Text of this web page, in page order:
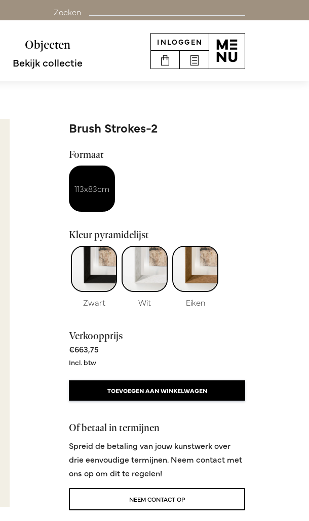
Zoeken
Objecten
Bekijk collectie
INLOGGEN
Brush Strokes-2
Formaat
113x83cm
Kleur pyramidelijst
Zwart Wit Eiken
Verkoopprijs
€663,75
Incl. btw
TOEVOEGEN AAN WINKELWAGEN
Of betaal in termijnen
Spreid de betaling van jouw kunstwerk over
drie eenvoudige termijnen. Neem contact met
ons op om dit te regelen!
NEEM CONTACT OP